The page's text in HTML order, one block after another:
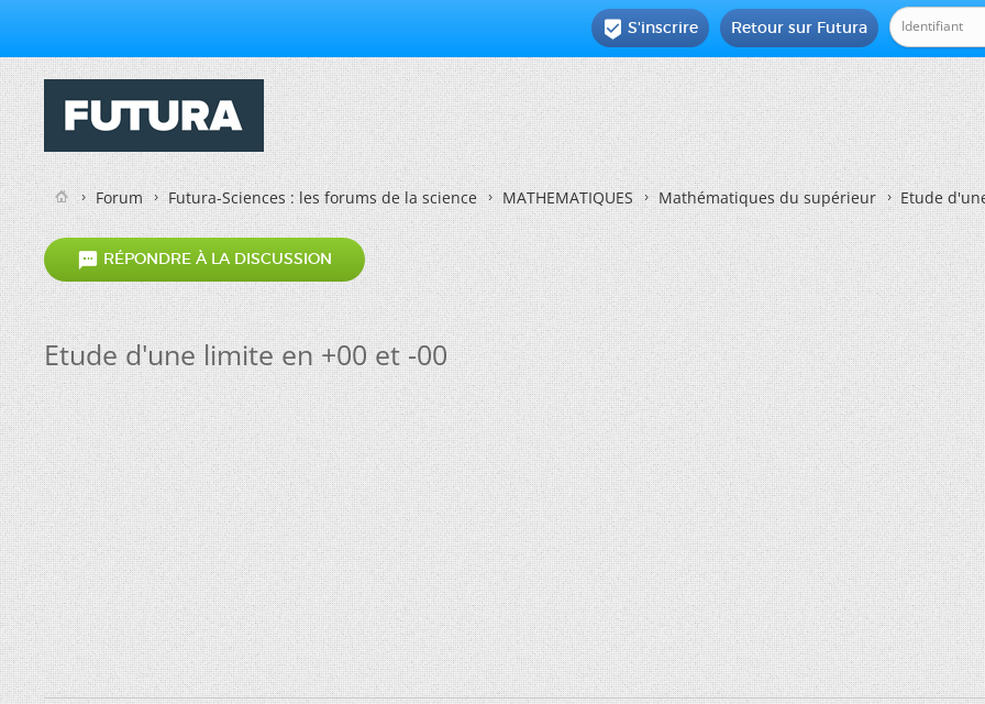
Retour sur Futura
 S'inscrire
Forum Futura-Sciences : les forums de la science MATHEMATIQUES Mathématiques du supérieur Etude
 RÉPONDRE À LA DISCUSSION
Etude d'une limite en +00 et -00